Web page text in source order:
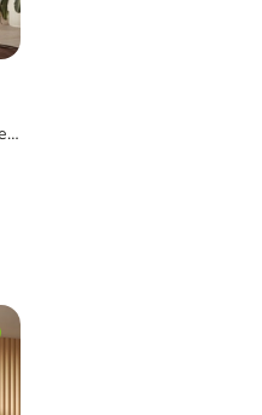
Распашной шкаф Салленс-2 Премиум